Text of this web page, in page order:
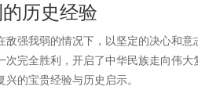
历史经验
敌强我弱的情况下，以坚定的决心和意
次完全胜利，开启了中华民族走向伟大
的宝贵经验与历史启示。